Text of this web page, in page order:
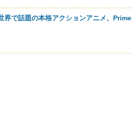
で話題の本格アクションアニメ、Prime